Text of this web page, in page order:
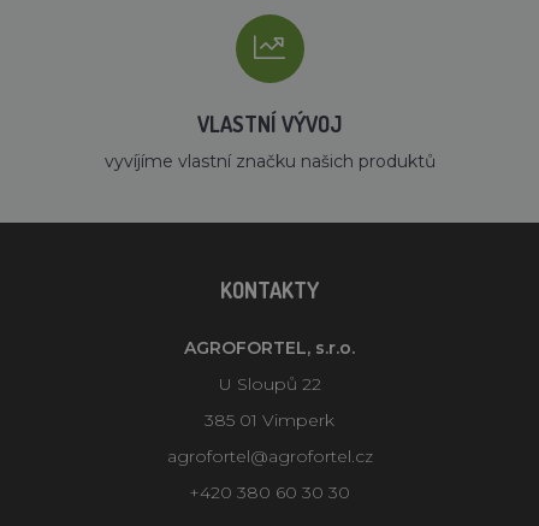
VLASTNÍ VÝVOJ
vyvíjíme vlastní značku našich produktů
KONTAKTY
AGROFORTEL, s.r.o.
U Sloupů 22
385 01 Vimperk
agrofortel@agrofortel.cz
+420 380 60 30 30